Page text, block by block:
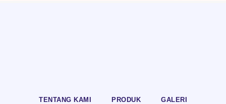
TENTANG KAMI PRODUK GALERI